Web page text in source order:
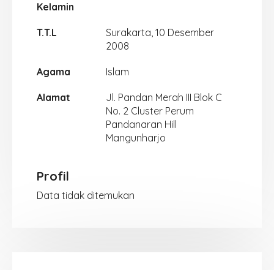
Kelamin
T.T.L
Surakarta, 10 Desember
2008
Agama Islam
Alamat
Jl. Pandan Merah III Blok C
No. 2 Cluster Perum
Pandanaran Hill
Mangunharjo
Profil
Data tidak ditemukan